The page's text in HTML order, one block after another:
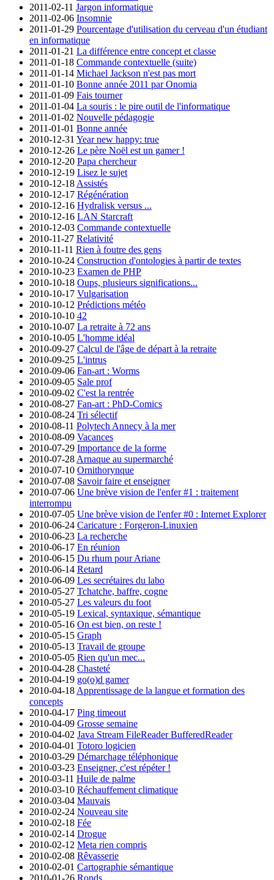
2011-02-11 Jargon informatique
2011-02-06 Insomnie
2011-01-29 Pourcentage d'utilisation du cerveau d'un étudiant
en informatique
2011-01-21 La différence entre concept et classe
2011-01-18 Commande contextuelle (suite)
2011-01-14 Michael Jackson n'est pas mort
2011-01-10 Bonne année 2011 par Onomia
2011-01-09 Fais tourner
2011-01-04 La souris : le pire outil de l'informatique
2011-01-02 Nouvelle pédagogie
2011-01-01 Bonne année
2010-12-31 Year new happy: true
2010-12-26 Le père Noël est un gamer !
2010-12-20 Papa chercheur
2010-12-19 Lisez le sujet
2010-12-18 Assistés
2010-12-17 Régénération
2010-12-16 Hydralisk versus ...
2010-12-16 LAN Starcraft
2010-12-03 Commande contextuelle
2010-11-27 Relativité
2010-11-11 Rien à foutre des gens
2010-10-24 Construction d'ontologies à partir de textes
2010-10-23 Examen de PHP
2010-10-18 Oups, plusieurs significations...
2010-10-17 Vulgarisation
2010-10-12 Prédictions météo
2010-10-10 42
2010-10-07 La retraite à 72 ans
2010-10-05 L'homme idéal
2010-09-27 Calcul de l'âge de départ à la retraite
2010-09-25 L'intrus
2010-09-06 Fan-art : Worms
2010-09-05 Sale prof
2010-09-02 C'est la rentrée
2010-08-27 Fan-art : PhD-Comics
2010-08-24 Tri sélectif
2010-08-11 Polytech Annecy à la mer
2010-08-09 Vacances
2010-07-29 Importance de la forme
2010-07-28 Arnaque au supermarché
2010-07-10 Ornithorynque
2010-07-08 Savoir faire et enseigner
2010-07-06 Une brève vision de l'enfer #1 : traitement
interrompu
2010-07-05 Une brève vision de l'enfer #0 : Internet Explorer
2010-06-24 Caricature : Forgeron-Linuxien
2010-06-23 La recherche
2010-06-17 En réunion
2010-06-15 Du rhum pour Ariane
2010-06-14 Retard
2010-06-09 Les secrétaires du labo
2010-05-27 Tchatche, baffre, cogne
2010-05-27 Les valeurs du foot
2010-05-19 Lexical, syntaxique, sémantique
2010-05-16 On est bien, on reste !
2010-05-15 Graph
2010-05-13 Travail de groupe
2010-05-05 Rien qu'un mec...
2010-04-28 Chasteté
2010-04-19 go(o)d gamer
2010-04-18 Apprentissage de la langue et formation des
concepts
2010-04-17 Ping timeout
2010-04-09 Grosse semaine
2010-04-02 Java Stream FileReader BufferedReader
2010-04-01 Totoro logicien
2010-03-29 Démarchage téléphonique
2010-03-23 Enseigner, c'est répéter !
2010-03-11 Huile de palme
2010-03-10 Réchauffement climatique
2010-03-04 Mauvais
2010-02-24 Nouveau site
2010-02-18 Fée
2010-02-14 Drogue
2010-02-12 Meta rien compris
2010-02-08 Rêvasserie
2010-02-01 Cartographie sémantique
2010-01-26 Ronds